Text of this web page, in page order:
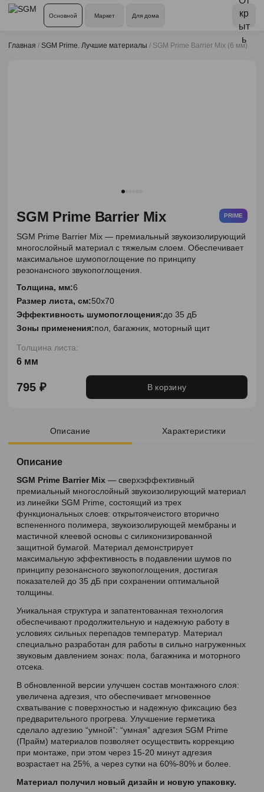
Основной Маркет Для дома
Главная / SGM Prime. Лучшие материалы / SGM Prime Barrier Mix (6 мм)
SGM Prime Barrier Mix PRIME
SGM Prime Barrier Mix — премиальный звукоизолирующий
многослойный материал с тяжелым слоем. Обеспечивает
максимальное шумопоглощение по принципу
резонансного звукопоглощения.
Толщина, мм:6
Размер листа, см:50х70
Эффективность шумопоглощения:до 35 дБ
Зоны применения:пол, багажник, моторный щит
Толщина листа:
6 мм
795 ₽ В корзину
Описание Характеристики
Описание
SGM Prime Barrier Mix — сверхэффективный
премиальный многослойный звукоизолирующий материал
из линейки SGM Prime, состоящий из трех
функциональных слоев: открытоячеистого вторично
вспененного полимера, звукоизолирующей мембраны и
мастичной клеевой основы с силиконизированной
защитной бумагой. Материал демонстрирует
максимальную эффективность в подавлении шумов по
принципу резонансного звукопоглощения, достигая
показателей до 35 дБ при сохранении оптимальной
толщины.
Уникальная структура и запатентованная технология
обеспечивают продолжительную и надежную работу в
условиях сильных перепадов температур. Материал
специально разработан для работы в сильно нагруженных
звуковым давлением зонах: пола, багажника и моторного
отсека.
В обновленной версии улучшен состав монтажного слоя:
увеличена адгезия, что обеспечивает мгновенное
схватывание с поверхностью и надежную фиксацию без
предварительного прогрева. Улучшение герметика
сделало адгезию “умной”: “умная” адгезия SGM Prime
(Прайм) материалов позволяет осуществить коррекцию
при монтаже, при этом через 15-20 минут адгезия
возрастает на 25%, а через сутки на 60%-80% и более.
Материал получил новый дизайн и новую упаковку.